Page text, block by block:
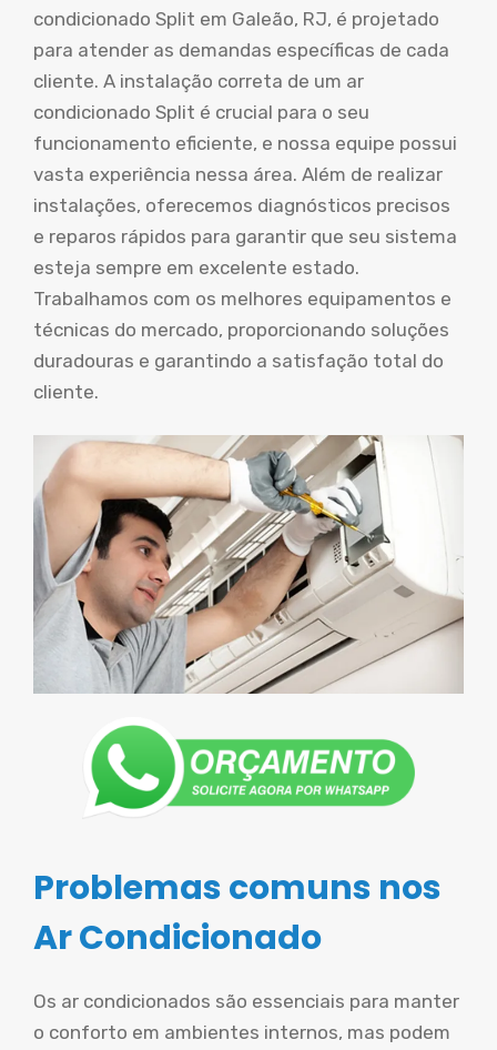
condicionado Split em Galeão, RJ, é projetado
para atender as demandas específicas de cada
cliente. A instalação correta de um ar
condicionado Split é crucial para o seu
funcionamento eficiente, e nossa equipe possui
vasta experiência nessa área. Além de realizar
instalações, oferecemos diagnósticos precisos
e reparos rápidos para garantir que seu sistema
esteja sempre em excelente estado.
Trabalhamos com os melhores equipamentos e
técnicas do mercado, proporcionando soluções
duradouras e garantindo a satisfação total do
cliente.
Problemas comuns nos
Ar Condicionado
Os ar condicionados são essenciais para manter
o conforto em ambientes internos, mas podem